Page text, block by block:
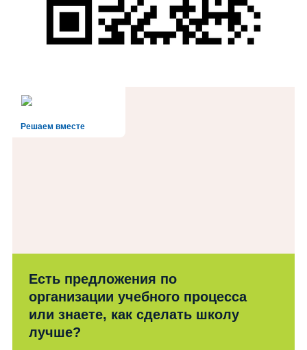
Решаем вместе
Есть предложения по
организации учебного процесса
или знаете, как сделать школу
лучше?